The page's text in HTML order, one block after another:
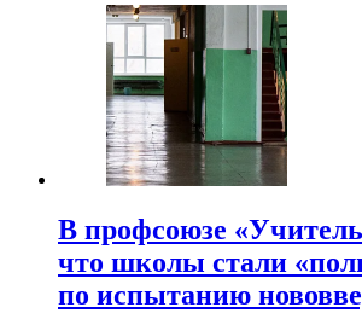
В профсоюзе
что школы стали
по испытанию